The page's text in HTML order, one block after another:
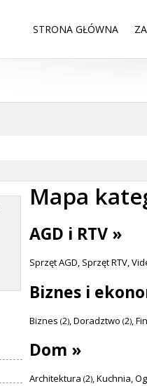
STRONA GŁÓWNA
Mapa
AGD i RTV »
Sprzęt AGD, Sprzęt RTV,
Biznes i
Biznes (2),Doradztwo (2),
Dom »
Architektura (2),Kuchnia,